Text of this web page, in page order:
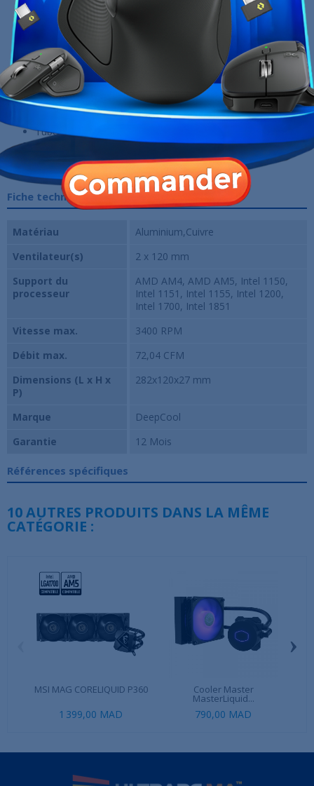
Vitesse des ventilateurs :
600 à 2400 RPM
Débit d'air maximal :
Pression statique :
Niveau sonore maximal :
RoulementsHydro Bearing
pour un fonctionnement
silencieux et durable
Éclairage ARGBsur la pompe et les deux ventilateurs
Synchronisation avec les cartes mères compatibles5V
ARGB
Connecteurs PWM 4 broches et ARGB 3 broches (+5V-D-G)
Tubes renforcés de
Compatible avec la majorité des boîtiers acceptant un
240 mm
Fiche technique
Matériau
Aluminium,Cuivre
Ventilateur(s)
2 x 120 mm
Support du
processeur
AMD AM4, AMD AM5, Intel 1150,
Intel 1151, Intel 1155, Intel 1200,
Intel 1700, Intel 1851
Vitesse max.
3400 RPM
Débit max.
72,04 CFM
Dimensions (L x H x
P)
282x120x27 mm
Marque
DeepCool
Garantie
12 Mois
Références spécifiques
10 AUTRES PRODUITS DANS LA MÊME
CATÉGORIE :
MSI MAG CORELIQUID P360
1 399,00 MAD
Cooler Master
MasterLiquid...
790,00 MAD
›